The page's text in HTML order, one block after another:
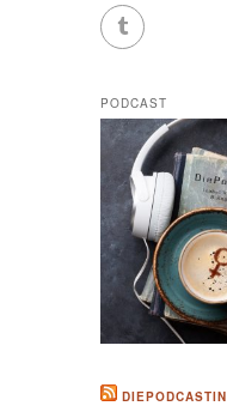
PODCAST
DIEPODCASTIN